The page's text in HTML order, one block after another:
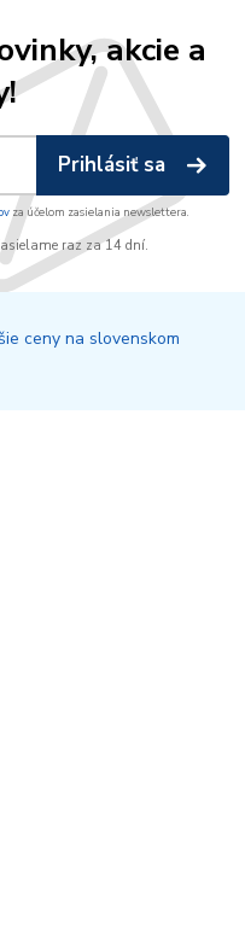
akcie a
Prihlásiť sa
za účelom zasielania newslettera.
raz za 14 dní.